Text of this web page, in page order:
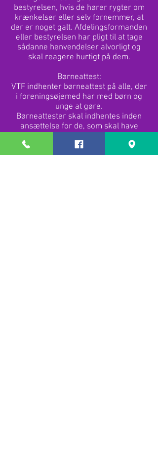
bestyrelsen, hvis de hører rygter om
krænkelser eller selv fornemmer, at
der er noget galt. Afdelingsformanden
eller bestyrelsen har pligt til at tage
sådanne henvendelser alvorligt og
skal reagere hurtigt på dem.
Børneattest:
VTF indhenter børneattest på alle, der
i foreningsøjemed har med børn og
unge at gøre.
Børneattester skal indhentes inden
ansættelse for de, som skal have
kontakt med børn og unge under 15
år. Afdelingsformanden/bestyrelsen